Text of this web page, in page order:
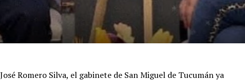
Romero Silva, el gabinete de San Miguel de Tucumán ya